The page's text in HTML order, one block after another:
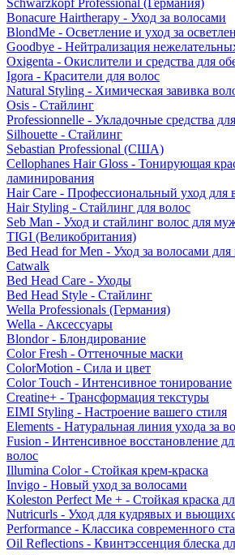
Schwarzkopf Professional (Германия)
Bonacure Hairtherapy - Уход за волосами
BlondMe - Осветление и уход за
Goodbye - Нейтрализация
Oxigenta - Окислители и средства для
Igora - Красители для волос
Natural Styling - Химическая завивка
Osis - Стайлинг
Professionnelle - Укладочные средства
Silhouette - Стайлинг
Sebastian Professional (США)
Cellophanes Hair Gloss - Тонирующая
ламинирования
Hair Care - Профессиональный уход для
Hair Styling - Стайлинг для волос
Seb Man - Уход и стайлинг волос для
TIGI (Великобритания)
Bed Head for Men - Уход за волосами
Catwalk
Bed Head Care - Уходы
Bed Head Style - Стайлинг
Wella Professionals (Германия)
Wella - Аксессуары
Blondor - Блондирование
Color Fresh - Оттеночные маски
ColorMotion - Сила и цвет
Color Touch - Интенсивное тонирование
Creatine+ - Трансформация текстуры
EIMI Styling - Настроение вашего стиля
Elements - Натуральная линия ухода за
Fusion - Интенсивное восстановление
волос
Illumina Color - Стойкая крем-краска
Invigo - Новый уход за волосами
Koleston Perfect Me + - Стойкая краска
Nutricurls - Уход для кудрявых и
Performance - Классика современного
Oil Reflections - Квинтэссенция блеска